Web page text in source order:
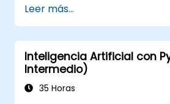
Leer más...
Inteligencia Artificial con
Intermedio)
35 Horas